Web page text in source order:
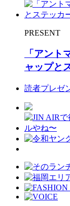
PRESENT
「アント
ャップと
読者プレゼ